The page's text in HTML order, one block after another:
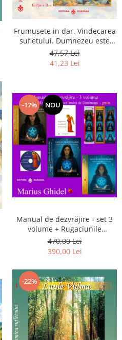
Frumusete in dar. Vindecarea
sufletului. Dumnezeu este
chiar dragostea ta. Editia a 2-
a
47,57 Lei
41,23 Lei
-17% NOU
Manual de dezvrăjire - set 3
volume + Rugaciunile
Luceafarului de Dimineata -
Gratuit)
470,00 Lei
390,00 Lei
-22%